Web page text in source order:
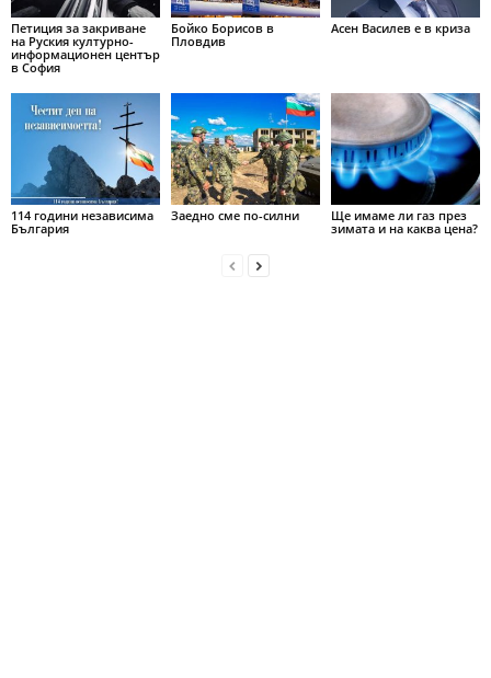
Петиция за закриване
на Руския културно-
информационен център
в София
Бойко Борисов в
Пловдив
Асен Василев е в криза
114 години независима
България
Заедно сме по-силни
Ще имаме ли газ през
зимата и на каква цена?